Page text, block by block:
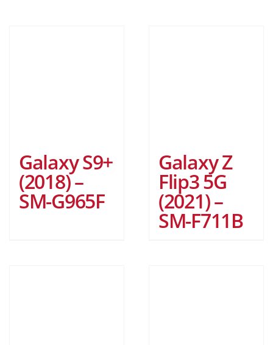
Galaxy S9+
(2018) –
SM-G965F
Galaxy Z
Flip3 5G
(2021) –
SM-F711B